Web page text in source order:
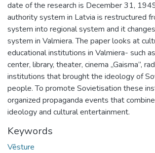
date of the research is December 31,
authority system in Latvia is restructured
system into regional system and it
system in Valmiera. The paper looks at
educational institutions in Valmiera- such
center, library, theater, cinema „Gaisma”,
institutions that brought the ideology of
people. To promote Sovietisation these
organized propaganda events that
ideology and cultural entertainment.
Keywords
Vēsture